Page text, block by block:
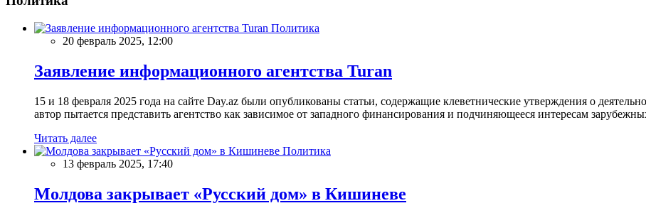
Политика
20 февраль 2025, 12:00
Заявление информационного агентства Turan
15 и 18 февраля 2025 года на сайте Day.az были опубликованы статьи, содержащие клеветнические утверждения о
автор пытается представить агентство как зависимое от западного финансирования и подчиняющееся интересам
Читать далее
Политика
13 февраль 2025, 17:40
Молдова закрывает «Русский дом» в Кишиневе